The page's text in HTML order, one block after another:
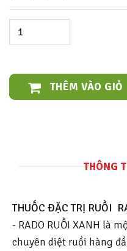
THÊM VÀO GIỎ
THÔNG
THUỐC ĐẶC TRỊ RUỒI
- RADO RUỒI XANH là
chuyên diệt ruồi hàng